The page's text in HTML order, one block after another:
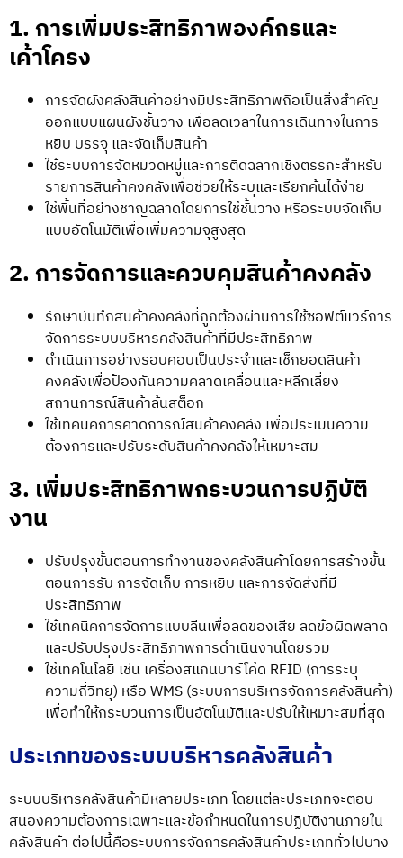
1. การเพิ่มประสิทธิภาพองค์กรและ
เค้าโครง
การจัดผังคลังสินค้าอย่างมีประสิทธิภาพถือเป็นสิ่งสำคัญ
ออกแบบแผนผังชั้นวาง เพื่อลดเวลาในการเดินทางในการ
หยิบ บรรจุ และจัดเก็บสินค้า
ใช้ระบบการจัดหมวดหมู่และการติดฉลากเชิงตรรกะสำหรับ
รายการสินค้าคงคลังเพื่อช่วยให้ระบุและเรียกค้นได้ง่าย
ใช้พื้นที่อย่างชาญฉลาดโดยการใช้ชั้นวาง หรือระบบจัดเก็บ
แบบอัตโนมัติเพื่อเพิ่มความจุสูงสุด
2. การจัดการและควบคุมสินค้าคงคลัง
รักษาบันทึกสินค้าคงคลังที่ถูกต้องผ่านการใช้ซอฟต์แวร์การ
จัดการระบบบริหารคลังสินค้าที่มีประสิทธิภาพ
ดำเนินการอย่างรอบคอบเป็นประจำและเช็กยอดสินค้า
คงคลังเพื่อป้องกันความคลาดเคลื่อนและหลีกเลี่ยง
สถานการณ์สินค้าล้นสต็อก
ใช้เทคนิคการคาดการณ์สินค้าคงคลัง เพื่อประเมินความ
ต้องการและปรับระดับสินค้าคงคลังให้เหมาะสม
3. เพิ่มประสิทธิภาพกระบวนการปฏิบัติ
งาน
ปรับปรุงขั้นตอนการทำงานของคลังสินค้าโดยการสร้างขั้น
ตอนการรับ การจัดเก็บ การหยิบ และการจัดส่งที่มี
ประสิทธิภาพ
ใช้เทคนิคการจัดการแบบลีนเพื่อลดของเสีย ลดข้อผิดพลาด
และปรับปรุงประสิทธิภาพการดำเนินงานโดยรวม
ใช้เทคโนโลยี เช่น เครื่องสแกนบาร์โค้ด RFID (การระบุ
ความถี่วิทยุ) หรือ WMS (ระบบการบริหารจัดการคลังสินค้า)
เพื่อทำให้กระบวนการเป็นอัตโนมัติและปรับให้เหมาะสมที่สุด
ประเภทของระบบบริหารคลังสินค้า
ระบบบริหารคลังสินค้ามีหลายประเภท โดยแต่ละประเภทจะตอบ
สนองความต้องการเฉพาะและข้อกำหนดในการปฏิบัติงานภายใน
คลังสินค้า ต่อไปนี้คือระบบการจัดการคลังสินค้าประเภททั่วไปบาง